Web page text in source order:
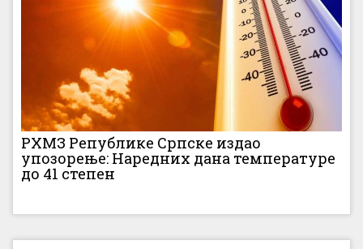
РХМЗ Републике Српске издао
упозорење: Наредних дана температуре
до 41 степен